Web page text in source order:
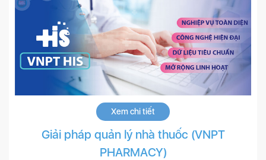
Xem chi tiết
Giải pháp quản lý nhà thuốc (VNPT
PHARMACY)